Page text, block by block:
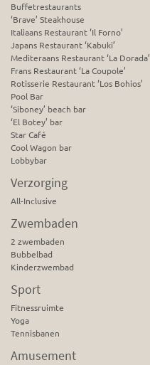
Buffetrestaurants
‘Brave’ Steakhouse
Italiaans Restaurant ‘Il Forno’
Japans Restaurant ‘Kabuki’
Mediteraans Restaurant ‘La Dorada’
Frans Restaurant ‘La Coupole’
Rotisserie Restaurant ‘Los Bohios’
Pool Bar
‘Siboney’ beach bar
‘El Botey’ bar
Star Café
Cool Wagon bar
Lobbybar
Verzorging
All-Inclusive
Zwembaden
2 zwembaden
Bubbelbad
Kinderzwembad
Sport
Fitnessruimte
Yoga
Tennisbanen
Amusement